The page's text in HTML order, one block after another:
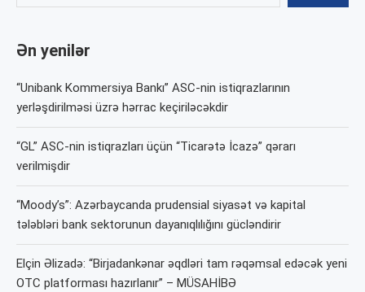
Ən yenilər
“Unibank Kommersiya Bankı” ASC-nin istiqrazlarının
yerləşdirilməsi üzrə hərrac keçiriləcəkdir
“GL” ASC-nin istiqrazları üçün “Ticarətə İcazə” qərarı
verilmişdir
“Moody’s”: Azərbaycanda prudensial siyasət və kapital
tələbləri bank sektorunun dayanıqlılığını gücləndirir
Elçin Əlizadə: “Birjadankənar əqdləri tam rəqəmsal edəcək yeni
OTC platforması hazırlanır” – MÜSAHİBƏ